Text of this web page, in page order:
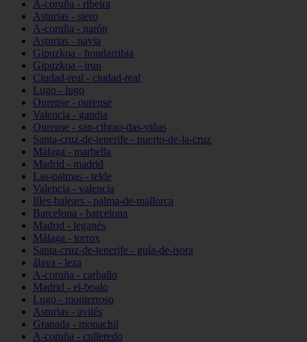
A-coruña - ribeira
Asturias - siero
A-coruña - narón
Asturias - navia
Gipuzkoa - hondarribia
Gipuzkoa - irun
Ciudad-real - ciudad-real
Lugo - lugo
Ourense - ourense
Valencia - gandia
Ourense - san-cibrao-das-viñas
Santa-cruz-de-tenerife - puerto-de-la-cruz
Málaga - marbella
Madrid - madrid
Las-palmas - telde
Valencia - valencia
Illes-balears - palma-de-mallorca
Barcelona - barcelona
Madrid - leganés
Málaga - torrox
Santa-cruz-de-tenerife - guía-de-isora
álava - leza
A-coruña - carballo
Madrid - el-boalo
Lugo - monterroso
Asturias - avilés
Granada - monachil
A-coruña - culleredo